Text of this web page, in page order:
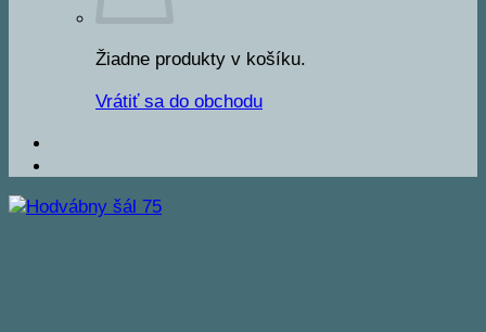
Žiadne produkty v košíku.
Vrátiť sa do obchodu